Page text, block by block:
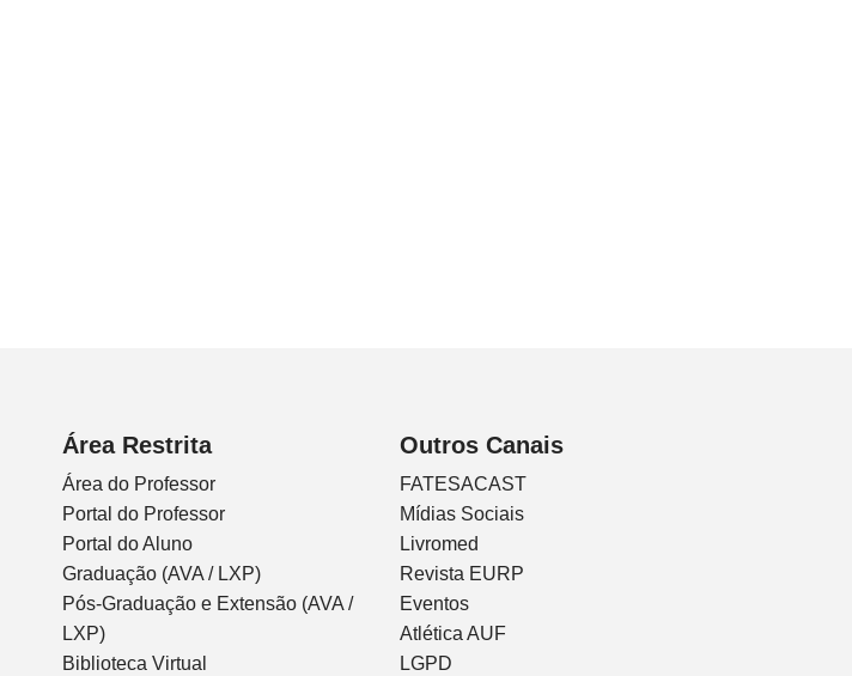
Área Restrita
Área do Professor
Portal do Professor
Portal do Aluno
Graduação (AVA / LXP)
Pós-Graduação e Extensão (AVA /
LXP)
Biblioteca Virtual
Outros Canais
FATESACAST
Mídias Sociais
Livromed
Revista EURP
Eventos
Atlética AUF
LGPD